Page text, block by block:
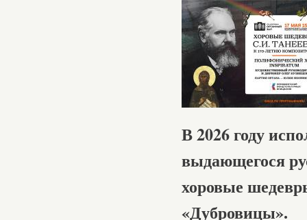
В 2026 году
выдающегося
хоровые
«Дубровицы».